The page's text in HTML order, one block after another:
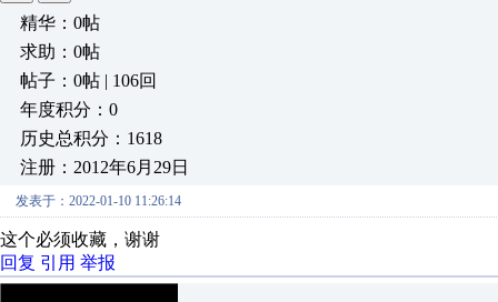
精华：0帖
求助：0帖
帖子：0帖 | 106回
年度积分：0
历史总积分：1618
注册：2012年6月29日
发表于：2022-01-10 11:26:14
这个必须收藏，谢谢
回复 引用 举报